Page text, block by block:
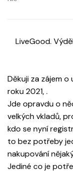
LiveGood.
Děkuji za zájem o
roku 2021, .
Jde opravdu o
velkých vkladů,
kdo se nyní
to bez potřeby
nakupování
Jediné co je